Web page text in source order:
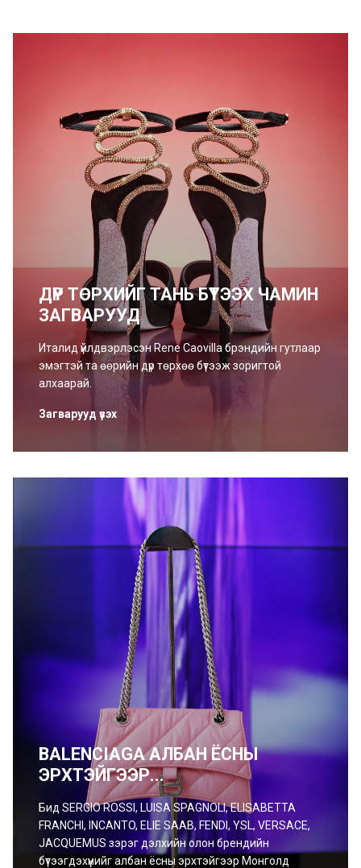
ДҮР ТӨРХИЙГ ТАНЬ БҮТЭЭХ ЧАМИН
ЗАГВАРУУД
Италид үйлдвэрлэсэн Rene Caovilla брэндийн гутлаар
эмэгтэй та өөрийн дүр төрхөө бүтээж зоригтой
алхаарай.
Загварууд үзэх
BALENCIAGA АЛБАН ЁСНЫ
ЭРХТЭЙГЭЭР...
Бид SERGIO ROSSI, LUISA SPAGNOLI, ELISABETTA
FRANCHI, INCANTO, ELIE SAAB, FENDI, YSL, VERSACE,
JACQUEMUS зэрэг дэлхийн олон брендийн
бүтээгдэхүүнийг албан ёсны эрхтэйгээр Монголд